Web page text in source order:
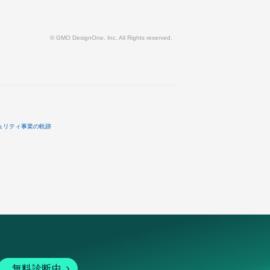
© GMO DesignOne, Inc. All Rights reserved.
リティ事業の軌跡